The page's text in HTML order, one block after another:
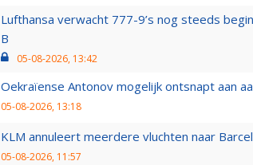
Lufthansa verwacht 777-9’s nog steeds
B
05-08-2026, 13:42
Oekraïense Antonov mogelijk ontsnapt aan
05-08-2026, 13:18
KLM annuleert meerdere vluchten naar
05-08-2026, 11:57